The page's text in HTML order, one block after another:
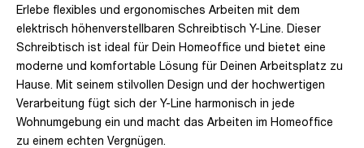
Erlebe flexibles und ergonomisches Arbeiten mit dem
elektrisch höhenverstellbaren Schreibtisch Y-Line. Dieser
Schreibtisch ist ideal für Dein Homeoffice und bietet eine
moderne und komfortable Lösung für Deinen Arbeitsplatz zu
Hause. Mit seinem stilvollen Design und der hochwertigen
Verarbeitung fügt sich der Y-Line harmonisch in jede
Wohnumgebung ein und macht das Arbeiten im Homeoffice
zu einem echten Vergnügen.